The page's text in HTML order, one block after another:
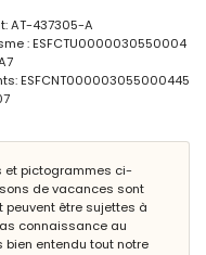
par 90 cm)
(mesurant 190 par 90
douche et toilettes
et toilettes
AT-437305-A
: ESFCTU0000030550004
ESFCNT000003055000445
et pictogrammes ci-
de vacances sont
peuvent être sujettes à
connaissance au
entendu tout notre